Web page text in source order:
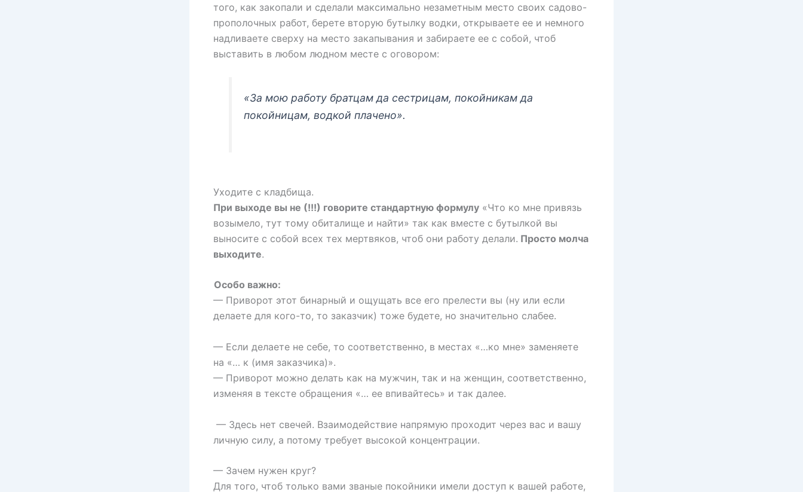
того, как закопали и сделали максимально незаметным место своих садово-
прополочных работ, берете вторую бутылку водки, открываете ее и немного
надливаете сверху на место закапывания и забираете ее с собой, чтоб
выставить в любом людном месте с оговором:
«За мою работу братцам да сестрицам, покойникам да
покойницам, водкой плачено».
Уходите с кладбища.
При выходе вы не (!!!) говорите стандартную формулу «Что ко мне привязь
возымело, тут тому обиталище и найти» так как вместе с бутылкой вы
выносите с собой всех тех мертвяков, чтоб они работу делали. Просто молча
выходите.
Особо важно:
— Приворот этот бинарный и ощущать все его прелести вы (ну или если
делаете для кого-то, то заказчик) тоже будете, но значительно слабее.
— Если делаете не себе, то соответственно, в местах «…ко мне» заменяете
на «… к (имя заказчика)».
— Приворот можно делать как на мужчин, так и на женщин, соответственно,
изменяя в тексте обращения «… ее впивайтесь» и так далее.
— Здесь нет свечей. Взаимодействие напрямую проходит через вас и вашу
личную силу, а потому требует высокой концентрации.
— Зачем нужен круг?
Для того, чтоб только вами званые покойники имели доступ к вашей работе,